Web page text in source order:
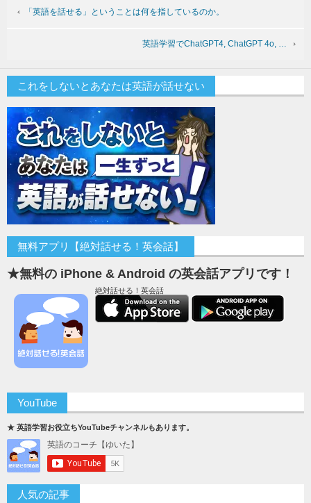
「英語を話せる」ということは何を指しているのか。
英語学習でChatGPT4, ChatGPT 4o, …
これをしないとあなたは英語が話せない
無料アプリ【絶対話せる！英会話】
★無料の iPhone & Android の英会話アプリです！
絶対話せる！英会話
YouTube
★ 英語学習お役立ちYouTubeチャンネルもあります。
人気の記事